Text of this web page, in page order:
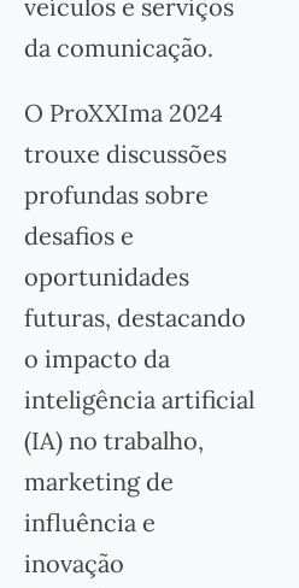
veículos e serviços
da comunicação.
O ProXXIma 2024
trouxe discussões
profundas sobre
desafios e
oportunidades
futuras, destacando
o impacto da
inteligência artificial
(IA) no trabalho,
marketing de
influência e
inovação